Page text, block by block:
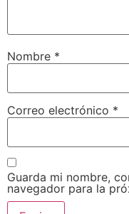
Nombre *
Correo electrónico *
Guarda mi nombre,
navegador para la